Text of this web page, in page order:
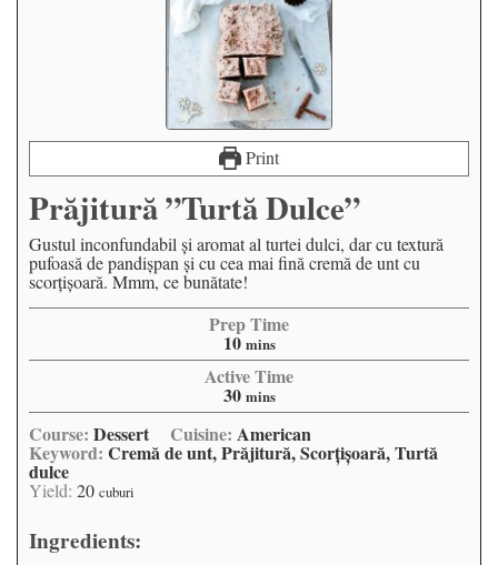
Print
Prăjitură ”Turtă Dulce”
Gustul inconfundabil și aromat al turtei dulci, dar cu textură
pufoasă de pandișpan și cu cea mai fină cremă de unt cu
scorțișoară. Mmm, ce bunătate!
Prep Time
10 mins
Active Time
30 mins
Course: Dessert Cuisine:American
Keyword: Cremă de unt, Prăjitură, Scorţişoară, Turtă
dulce
Yield: 20 cuburi
Ingredients: